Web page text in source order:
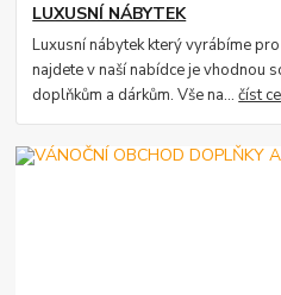
LUXUSNÍ NÁBYTEK
Luxusní nábytek který vyrábíme
najdete v naší nabídce je vhodnou
doplňkům a dárkům. Vše na...číst